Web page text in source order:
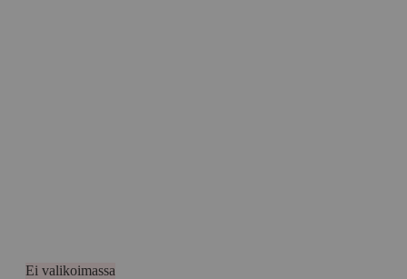
Ei valikoimassa